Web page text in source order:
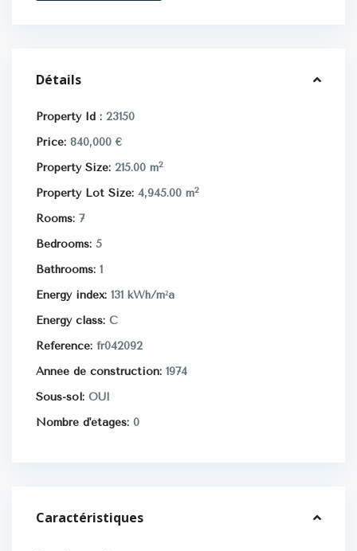
Détails
Property Id : 23150
Price: 840,000 €
Property Size: 215.00 m2
Property Lot Size: 4,945.00 m2
Rooms: 7
Bedrooms: 5
Bathrooms: 1
Energy index: 131 kWh/m²a
Energy class: C
Référence: fr042092
Année de construction: 1974
Sous-sol: OUI
Nombre d'étages: 0
Caractéristiques